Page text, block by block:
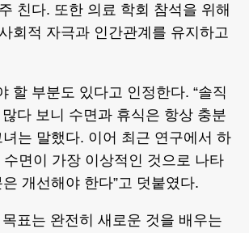
친다. 또한 의료 학회 참석을 위해
회적 자극과 인간관계를 유지하고
할 부분도 있다고 인정한다. “솔직
다 보니 수면과 휴식은 항상 충분
녀는 말했다. 이어 최근 연구에서 하
면이 가장 이상적인 것으로 나타
은 개선해야 한다”고 덧붙였다.
표는 완전히 새로운 것을 배우는